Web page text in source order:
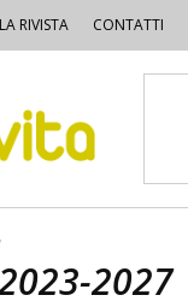
LA RIVISTA CONTATTI
2027